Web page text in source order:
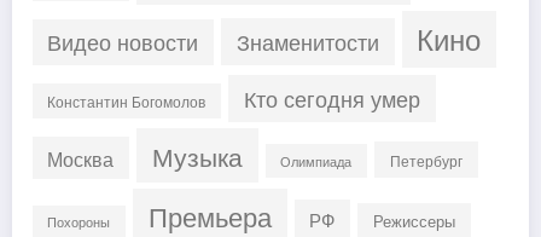
Видео новости Знаменитости Кино
Константин Богомолов Кто сегодня умер
Москва Музыка Олимпиада Петербург
Похороны Премьера РФ Режиссеры